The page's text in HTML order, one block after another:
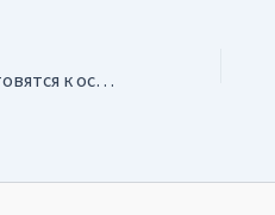
Россия. На “Дукате” готовятся к освоению участка “Начальный-2”